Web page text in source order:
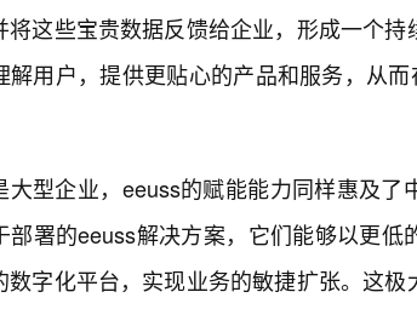
将这些宝贵数据反馈给企业，形成一个
解用户，提供更贴心的产品和服务，从
大型企业，eeuss的赋能能力同样惠及了
部署的eeuss解决方案，它们能够以更低
数字化平台，实现业务的敏捷扩张。这